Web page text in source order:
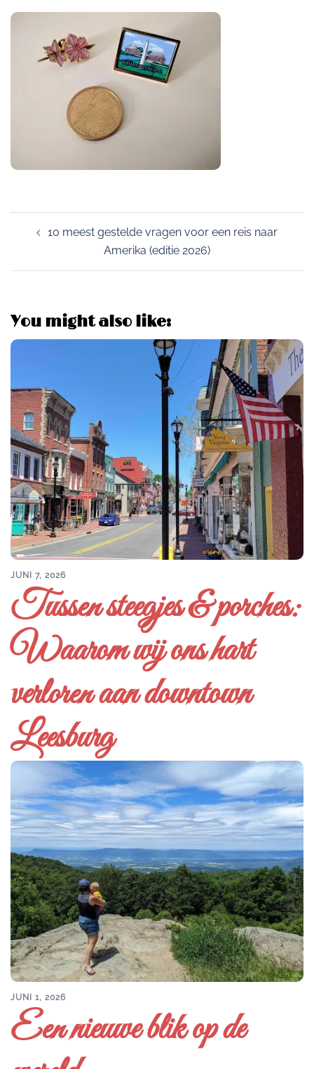
navigation
10 meest gestelde vragen voor een reis naar
Amerika (editie 2026)
You might also like:
JUNI 7, 2026
Tussen steegjes & porches:
Waarom wij ons hart
verloren aan downtown
Leesburg
JUNI 1, 2026
Een nieuwe blik op de